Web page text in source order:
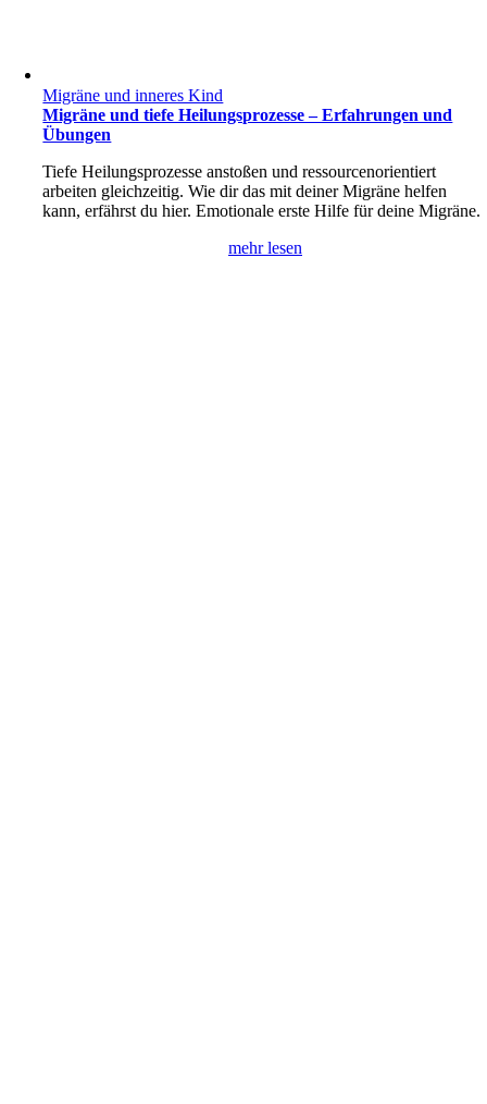
Migräne und inneres Kind
Migräne und tiefe Heilungsprozesse – Erfahrungen und
Übungen
Tiefe Heilungsprozesse anstoßen und ressourcenorientiert
arbeiten gleichzeitig. Wie dir das mit deiner Migräne helfen
kann, erfährst du hier. Emotionale erste Hilfe für deine Migräne.
mehr lesen